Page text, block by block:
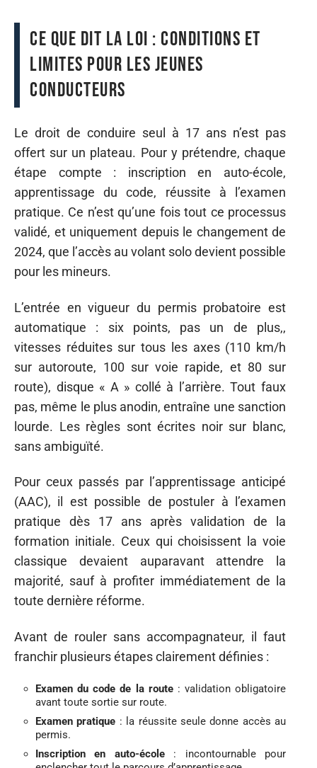
Ce que dit la loi : conditions et
limites pour les jeunes
conducteurs
Le droit de conduire seul à 17 ans n’est pas
offert sur un plateau. Pour y prétendre, chaque
étape compte : inscription en auto-école,
apprentissage du code, réussite à l’examen
pratique. Ce n’est qu’une fois tout ce processus
validé, et uniquement depuis le changement de
2024, que l’accès au volant solo devient possible
pour les mineurs.
L’entrée en vigueur du permis probatoire est
automatique : six points, pas un de plus,,
vitesses réduites sur tous les axes (110 km/h
sur autoroute, 100 sur voie rapide, et 80 sur
route), disque « A » collé à l’arrière. Tout faux
pas, même le plus anodin, entraîne une sanction
lourde. Les règles sont écrites noir sur blanc,
sans ambiguïté.
Pour ceux passés par l’apprentissage anticipé
(AAC), il est possible de postuler à l’examen
pratique dès 17 ans après validation de la
formation initiale. Ceux qui choisissent la voie
classique devaient auparavant attendre la
majorité, sauf à profiter immédiatement de la
toute dernière réforme.
Avant de rouler sans accompagnateur, il faut
franchir plusieurs étapes clairement définies :
Examen du code de la route: validation obligatoire
avant toute sortie sur route.
Examen pratique : la réussite seule donne accès au
permis.
Inscription en auto-école: incontournable pour